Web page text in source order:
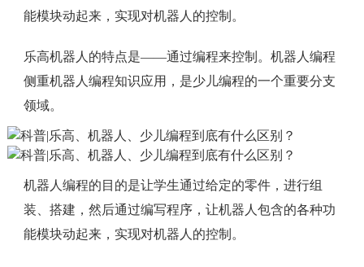
能模块动起来，实现对机器人的控制。
乐高机器人的特点是——通过编程来控制。机器人编程
侧重机器人编程知识应用，是少儿编程的一个重要分支
领域。
机器人编程的目的是让学生通过给定的零件，进行组
装、搭建，然后通过编写程序，让机器人包含的各种功
能模块动起来，实现对机器人的控制。